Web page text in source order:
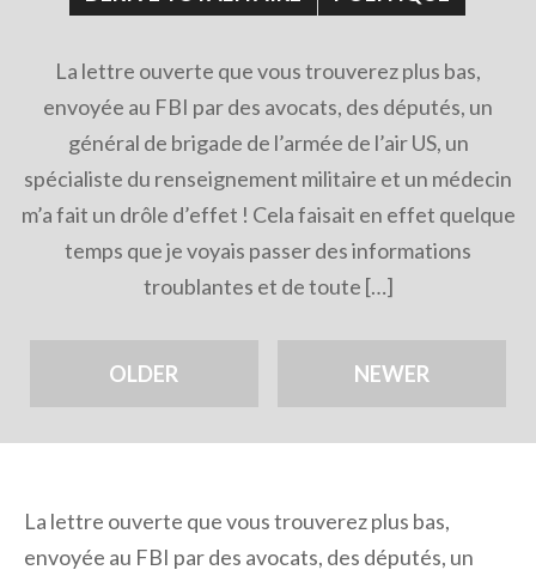
La lettre ouverte que vous trouverez plus bas,
envoyée au FBI par des avocats, des députés, un
général de brigade de l’armée de l’air US, un
spécialiste du renseignement militaire et un médecin
m’a fait un drôle d’effet ! Cela faisait en effet quelque
temps que je voyais passer des informations
troublantes et de toute […]
OLDER NEWER
La lettre ouverte que vous trouverez plus bas,
envoyée au FBI par des avocats, des députés, un